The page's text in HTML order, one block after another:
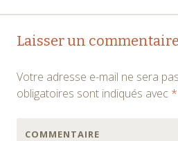
Navigation
articles
Laisser un commentaire
Votre adresse e-mail ne sera
obligatoires sont indiqués avec *
COMMENTAIRE